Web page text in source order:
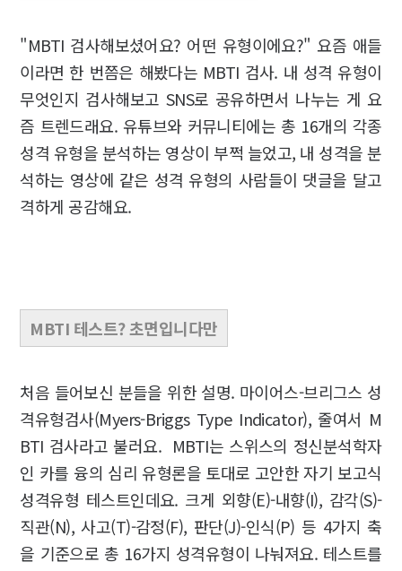
"MBTI 검사해보셨어요? 어떤 유형이에요?" 요즘 애들
이라면 한 번쯤은 해봤다는 MBTI 검사. 내 성격 유형이
무엇인지 검사해보고 SNS로 공유하면서 나누는 게 요
즘 트렌드래요. 유튜브와 커뮤니티에는 총 16개의 각종
성격 유형을 분석하는 영상이 부쩍 늘었고, 내 성격을 분
석하는 영상에 같은 성격 유형의 사람들이 댓글을 달고
격하게 공감해요.
MBTI 테스트? 초면입니다만
처음 들어보신 분들을 위한 설명. 마이어스-브리그스 성
격유형검사(Myers-Briggs Type Indicator), 줄여서 M
BTI 검사라고 불러요. MBTI는 스위스의 정신분석학자
인 카를 융의 심리 유형론을 토대로 고안한 자기 보고식
성격유형 테스트인데요. 크게 외향(E)-내향(I), 감각(S)-
직관(N), 사고(T)-감정(F), 판단(J)-인식(P) 등 4가지 축
을 기준으로 총 16가지 성격유형이 나눠져요. 테스트를